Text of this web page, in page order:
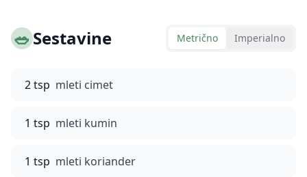
🥗Sestavine Metrično Imperialno
2 tsp mleti cimet
1 tsp mleti kumin
1 tsp mleti koriander